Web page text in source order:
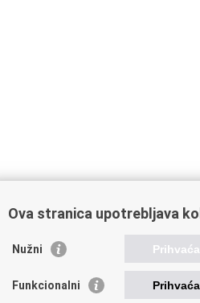
Poveznice
Portal sudova
Državno odvjetništvo
Ured za suzbijanje korupcije i
Ova stranica upotrebljava
Nužni
Funkcionalni